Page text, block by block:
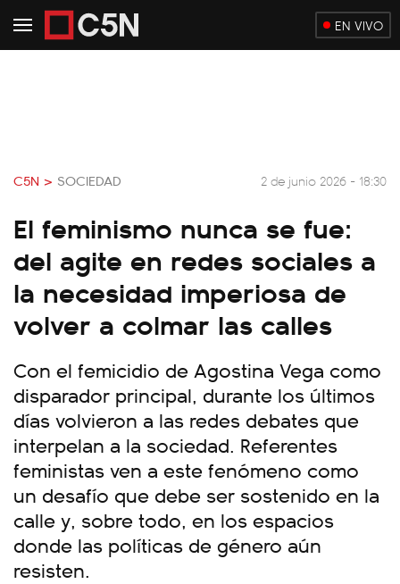
EN VIVO
C5N > SOCIEDAD 2 de junio 2026 - 18:30
El feminismo nunca se fue:
del agite en redes sociales a
la necesidad imperiosa de
volver a colmar las calles
Con el femicidio de Agostina Vega como
disparador principal, durante los últimos
días volvieron a las redes debates que
interpelan a la sociedad. Referentes
feministas ven a este fenómeno como
un desafío que debe ser sostenido en la
calle y, sobre todo, en los espacios
donde las políticas de género aún
resisten.